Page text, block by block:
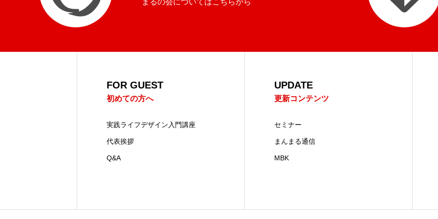
FOR GUEST
初めての方へ
実践ライフデザイン入門講座
代表挨拶
Q&A
UPDATE
更新コンテンツ
セミナー
まんまる通信
MBK